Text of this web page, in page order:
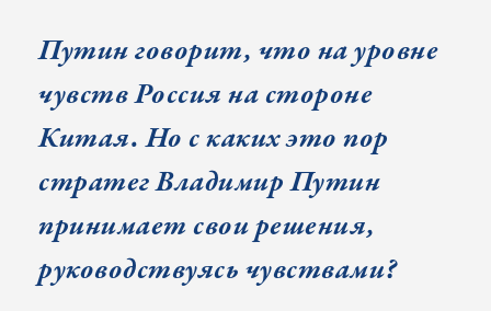
Путин говорит, что на уровне
чувств Россия на стороне
Китая. Но с каких это пор
стратег Владимир Путин
принимает свои решения,
руководствуясь чувствами?